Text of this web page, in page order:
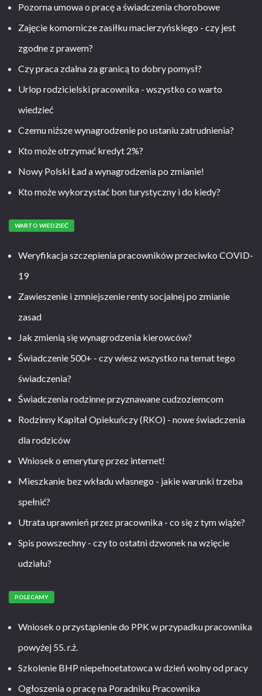
Pozorna umowa o pracę a świadczenia chorobowe
Zajęcie komornicze zasiłku macierzyńskiego - czy jest
zgodne z prawem?
Czy praca zdalna za granicą to dobry pomysł?
Urlop rodzicielski pracownika - wszystko co warto
wiedzieć
Czemu niższe wynagrodzenie po ustaniu zatrudnienia?
Kto może otrzymać kredyt 2%?
Nowy Polski Ład a wynagrodzenia po zmianie!
Kto może wykorzystać bon turystyczny i do kiedy?
WARTO WIEDZIEĆ
Weryfikacja szczepienia pracowników przeciwko COVID-
19
Zawieszenie i zmniejszenie renty socjalnej po zmianie
zasad
Jak zmienią się wynagrodzenia kierowców?
Świadczenie 500+ - czy wiesz wszystko na temat tego
świadczenia?
Świadczenia rodzinne przyznawane cudzoziemcom
Rodzinny Kapitał Opiekuńczy (RKO) - nowe świadczenia
dla rodziców
Wniosek o emeryturę przez internet!
Mieszkanie bez wkładu własnego - jakie warunki trzeba
spełnić?
Utrata uprawnień przez pracownika - co się z tym wiąże?
Spis powszechny - czy to ostatni dzwonek na wzięcie
udziału?
POLECAMY
Wniosek o przystąpienie do PPK w przypadku pracownika
powyżej 55. r.ż.
Szkolenie BHP niepełnoetatowca w dzień wolny od pracy
Ogłoszenia o pracę na Poradniku Pracownika